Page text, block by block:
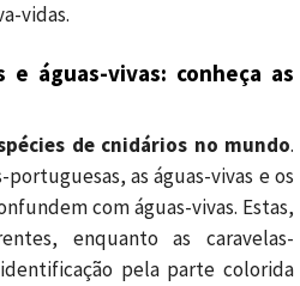
vidas.
e águas-vivas: conheça as
de cnidários no mundo.
as águas-vivas e os
com águas-vivas. Estas,
enquanto as caravelas-
pela parte colorida